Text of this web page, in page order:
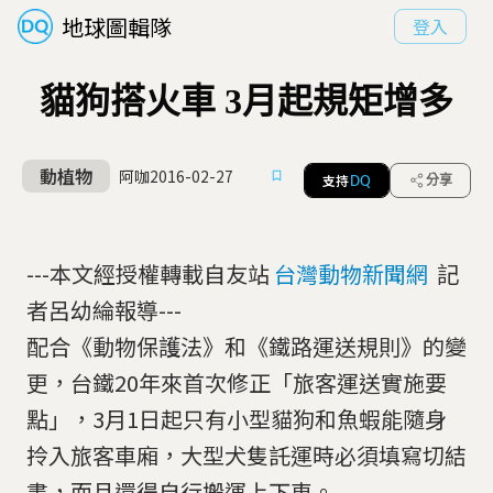
地球圖輯隊 登入
貓狗搭火車 3月起規矩增多
動植物 阿咖2016-02-27 支持 DQ 分享
---本文經授權轉載自友站 台灣動物新聞網 記
者呂幼綸報導---
配合《動物保護法》和《鐵路運送規則》的變
更，台鐵20年來首次修正「旅客運送實施要
點」，3月1日起只有小型貓狗和魚蝦能隨身
拎入旅客車廂，大型犬隻託運時必須填寫切結